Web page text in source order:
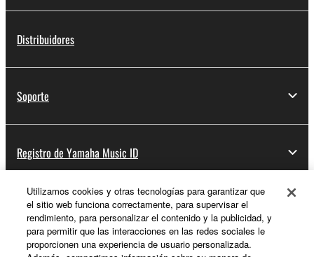
Distribuidores
Soporte
Registro de Yamaha Music ID
Acerca de Yamaha
Utilizamos cookies y otras tecnologías para garantizar que
el sitio web funciona correctamente, para supervisar el
rendimiento, para personalizar el contenido y la publicidad, y
para permitir que las interacciones en las redes sociales le
proporcionen una experiencia de usuario personalizada.